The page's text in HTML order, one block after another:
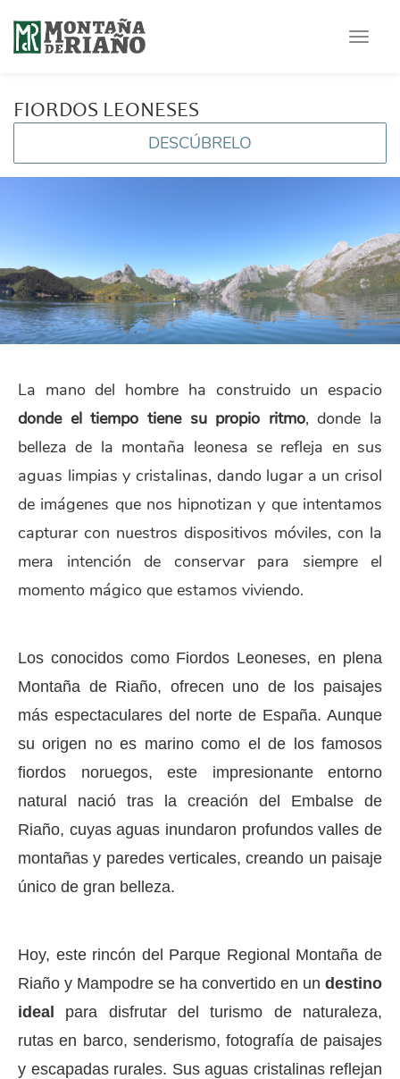
Toggle
FIORDOS LEONESES
DESCÚBRELO
La mano del hombre ha construido un espacio
donde el tiempo tiene su propio ritmo, donde la
belleza de la montaña leonesa se refleja en sus
aguas limpias y cristalinas, dando lugar a un crisol
de imágenes que nos hipnotizan y que intentamos
capturar con nuestros dispositivos móviles, con la
mera intención de conservar para siempre el
momento mágico que estamos viviendo.
Los conocidos como Fiordos Leoneses, en plena
Montaña de Riaño, ofrecen uno de los paisajes
más espectaculares del norte de España. Aunque
su origen no es marino como el de los famosos
fiordos noruegos, este impresionante entorno
natural nació tras la creación del Embalse de
Riaño, cuyas aguas inundaron profundos valles de
montañas y paredes verticales, creando un paisaje
único de gran belleza.
Hoy, este rincón del Parque Regional Montaña de
Riaño y Mampodre se ha convertido en un destino
ideal para disfrutar del turismo de naturaleza,
rutas en barco, senderismo, fotografía de paisajes
y escapadas rurales. Sus aguas cristalinas reflejan